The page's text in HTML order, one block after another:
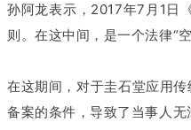
孙阿龙表示，2017年7月1日
则。在这中间，是一个法律“空
在这期间，对于圭石堂应用
备案的条件，导致了当事人无